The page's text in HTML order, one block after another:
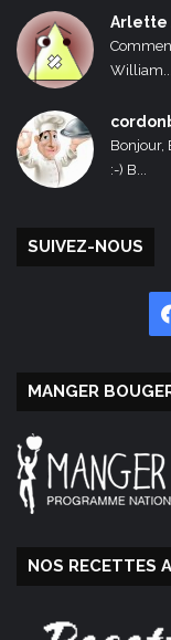
Arlette
William...
Bonjour,
:-) B...
SUIVEZ-NOUS
MANGER
NOS RECETTES